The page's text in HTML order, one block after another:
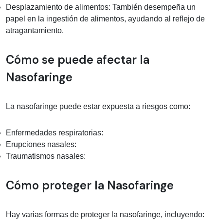
Desplazamiento de alimentos: También desempeña un
papel en la ingestión de alimentos, ayudando al reflejo de
atragantamiento.
Cómo se puede afectar la
Nasofaringe
La nasofaringe puede estar expuesta a riesgos como:
Enfermedades respiratorias:
Erupciones nasales:
Traumatismos nasales:
Cómo proteger la Nasofaringe
Hay varias formas de proteger la nasofaringe, incluyendo: